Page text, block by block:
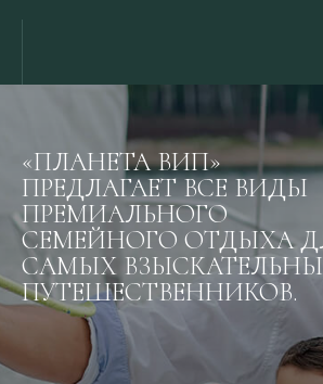
«ПЛАНЕТА ВИП»
ПРЕДЛАГАЕТ ВСЕ ВИДЫ
ПРЕМИАЛЬНОГО
СЕМЕЙНОГО ОТДЫХА
САМЫХ
ПУТЕШЕСТВЕННИКОВ.